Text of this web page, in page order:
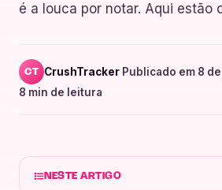
é a louca por notar. Aqui estão
CT CrushTracker·Publicado em 8
8 min de leitura
NESTE ARTIGO